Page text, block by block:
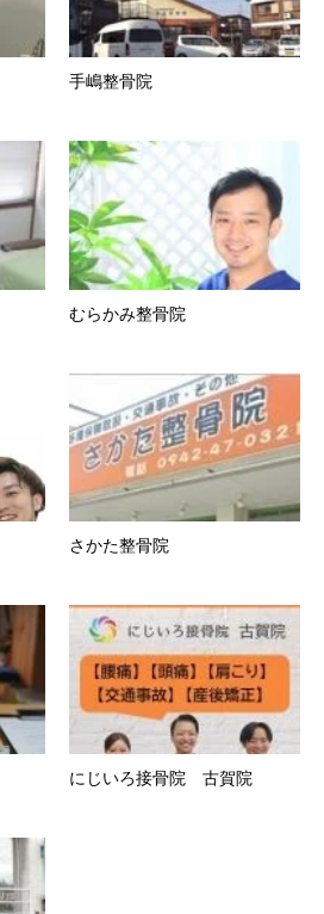
手嶋整骨院
むらかみ整骨院
さかた整骨院
にじいろ接骨院 古賀院